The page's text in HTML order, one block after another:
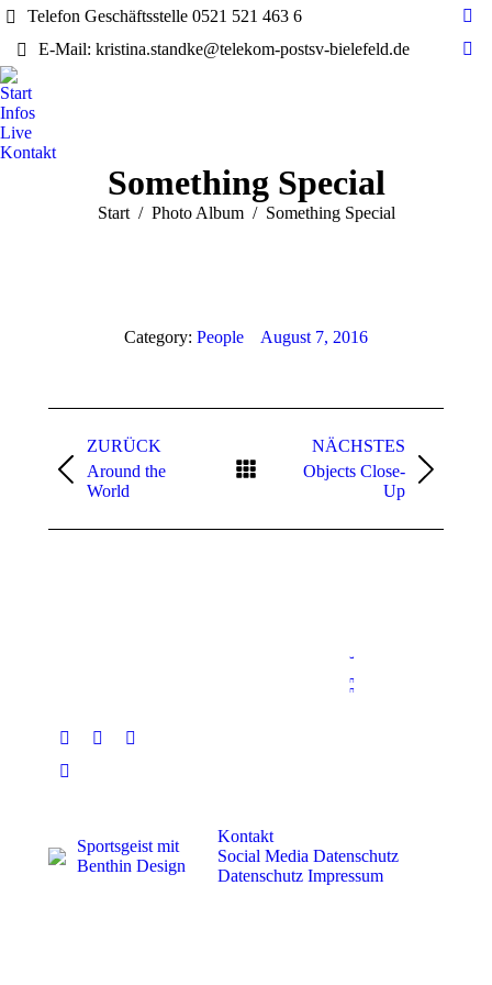
Telefon Geschäftsstelle 0521 521 463 6
E-Mail: kristina.standke@telekom-postsv-bielefeld.de
Start
Infos
Live
Kontakt
Something Special
Sie befinden sich hier:
Start Photo Album Something Special
Category: People August 7, 2016
Navigation
ZURÜCK
Vorheriges
Album:
Around the
World
NÄCHSTES
Nächstes
Objects Close-
Up
Sportsgeist mit
Benthin Design
Kontakt
Social Media Datenschutz
Datenschutz Impressum